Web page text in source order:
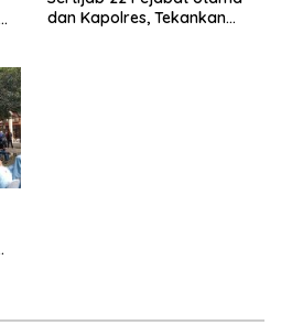
dan Kapolres, Tekankan